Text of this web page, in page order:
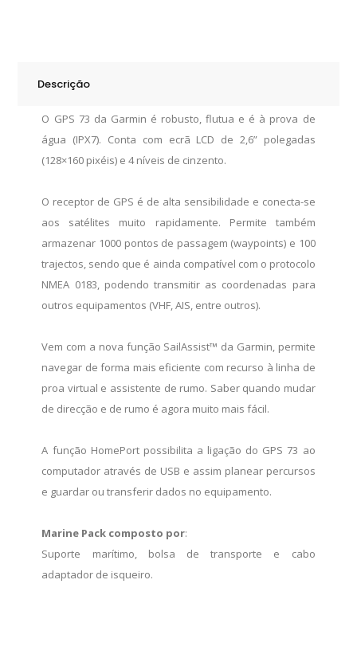
Descrição
O GPS 73 da Garmin é robusto, flutua e é à prova de
água (IPX7). Conta com ecrã LCD de 2,6” polegadas
(128×160 pixéis) e 4 níveis de cinzento.
O receptor de GPS é de alta sensibilidade e conecta-se
aos satélites muito rapidamente. Permite também
armazenar 1000 pontos de passagem (waypoints) e 100
trajectos, sendo que é ainda compatível com o protocolo
NMEA 0183, podendo transmitir as coordenadas para
outros equipamentos (VHF, AIS, entre outros).
Vem com a nova função SailAssist™ da Garmin, permite
navegar de forma mais eficiente com recurso à linha de
proa virtual e assistente de rumo. Saber quando mudar
de direcção e de rumo é agora muito mais fácil.
A função HomePort possibilita a ligação do GPS 73 ao
computador através de USB e assim planear percursos
e guardar ou transferir dados no equipamento.
Marine Pack composto por:
Suporte marítimo, bolsa de transporte e cabo
adaptador de isqueiro.